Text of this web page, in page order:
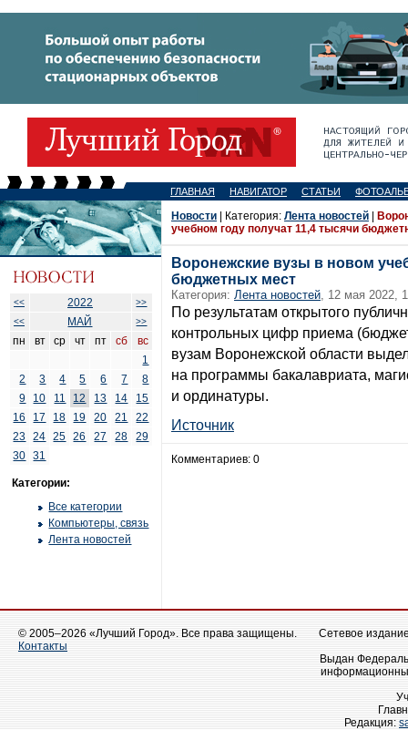
ГЛАВНАЯ НАВИГАТОР СТАТЬИ
<< 2022
>>
<<
МАЙ >>
пн вт ср чт пт сб
вс
1
2
3 4 5 6 7
8
9
10 11 12 13 14
15
16
17 18 19 20 21
22
23
24 25 26 27 28
29
30
31
Категории:
Все категории
Компьютеры, связь
Лента новостей
Новости | Категория: Лента новостей
учебном году получат 11,4 тысячи
Воронежские вузы в новом
бюджетных мест
Категория: Лента новостей, 12 мая 2022,
По результатам открытого
контрольных цифр приема
вузам Воронежской области
на программы бакалавриата,
и ординатуры.
Источник
Комментариев: 0
© 2005–2026 «Лучший Город». Все права защищены.
Контакты
Сетевое
Выдан
Редакция: